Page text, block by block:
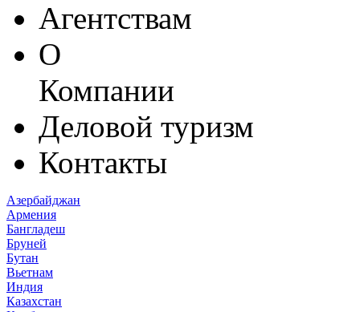
Агентствам
О
Компании
Деловой туризм
Контакты
Азербайджан
Армения
Бангладеш
Бруней
Бутан
Вьетнам
Индия
Казахстан